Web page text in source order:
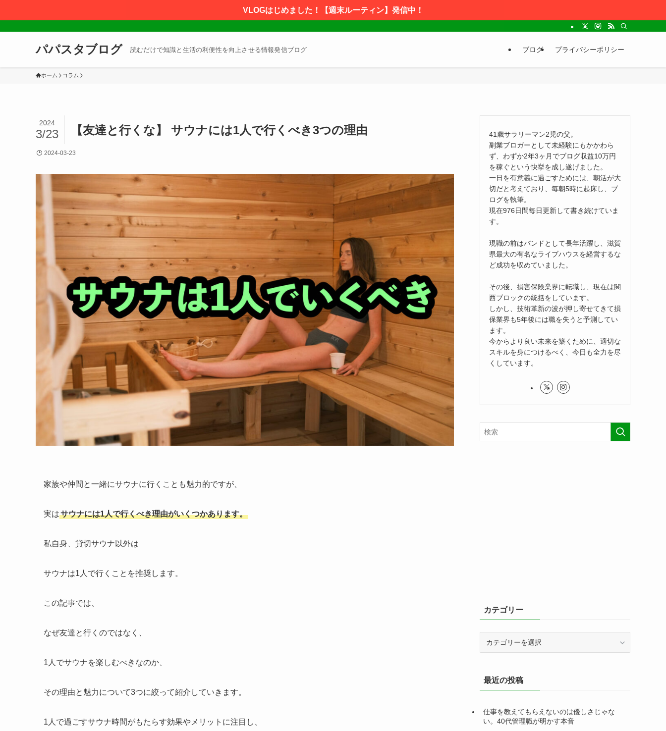
VLOGはじめました！【週末ルーティン】発信中！
パパスタブログ 読むだけで知識と生活の利便性を向上させる情報発信ブログ ブログ プライバシーポリシー
ホーム コラム
【友達と行くな】 サウナには1人で行くべき3つの理由
2024
3/23
2024-03-23
家族や仲間と一緒にサウナに行くことも魅力的ですが、
実はサウナには1人で行くべき理由がいくつかあります。
私自身、貸切サウナ以外は
サウナは1人で行くことを推奨します。
この記事では、
なぜ友達と行くのではなく、
1人でサウナを楽しむべきなのか、
その理由と魅力について3つに絞って紹介していきます。
1人で過ごすサウナ時間がもたらす効果やメリットに注目し、
41歳サラリーマン2児の父。
副業ブロガーとして未経験にもかかわら
ず、わずか2年3ヶ月でブログ収益10万円
を稼ぐという快挙を成し遂げました。
一日を有意義に過ごすためには、朝活が大
切だと考えており、毎朝5時に起床し、ブ
ログを執筆。
現在976日間毎日更新して書き続けていま
す。
現職の前はバンドとして長年活躍し、滋賀
県最大の有名なライブハウスを経営するな
ど成功を収めていました。
その後、損害保険業界に転職し、現在は関
西ブロックの統括をしています。
しかし、技術革新の波が押し寄せてきて損
保業界も5年後には職を失うと予測してい
ます。
今からより良い未来を築くために、適切な
スキルを身につけるべく、今日も全力を尽
くしています。
カテゴリー
ー最近の投稿
仕事を教えてもらえないのは優しさじゃな
い。40代管理職が明かす本音